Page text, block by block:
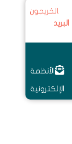
الخريجون
البريد
الأنظمة
الإلكترونية